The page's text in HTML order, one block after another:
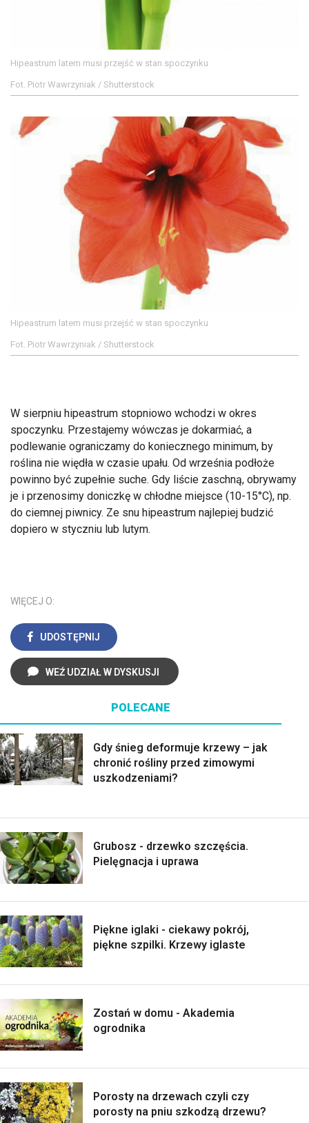
Hipeastrum latem musi przejść w stan spoczynku
Fot. Piotr Wawrzyniak / Shutterstock
Hipeastrum latem musi przejść w stan spoczynku
Fot. Piotr Wawrzyniak / Shutterstock
W sierpniu hipeastrum stopniowo wchodzi w okres
spoczynku. Przestajemy wówczas je dokarmiać, a
podlewanie ograniczamy do koniecznego minimum, by
roślina nie więdła w czasie upału. Od września podłoże
powinno być zupełnie suche. Gdy liście zaschną, obrywamy
je i przenosimy doniczkę w chłodne miejsce (10-15°C), np.
do ciemnej piwnicy. Ze snu hipeastrum najlepiej budzić
dopiero w styczniu lub lutym.
WIĘCEJ O:
UDOSTĘPNIJ
WEŹ UDZIAŁ W DYSKUSJI
POLECANE
Gdy śnieg deformuje krzewy – jak
chronić rośliny przed zimowymi
uszkodzeniami?
Grubosz - drzewko szczęścia.
Pielęgnacja i uprawa
Piękne iglaki - ciekawy pokrój,
piękne szpilki. Krzewy iglaste
Zostań w domu - Akademia
ogrodnika
Porosty na drzewach czyli czy
porosty na pniu szkodzą drzewu?